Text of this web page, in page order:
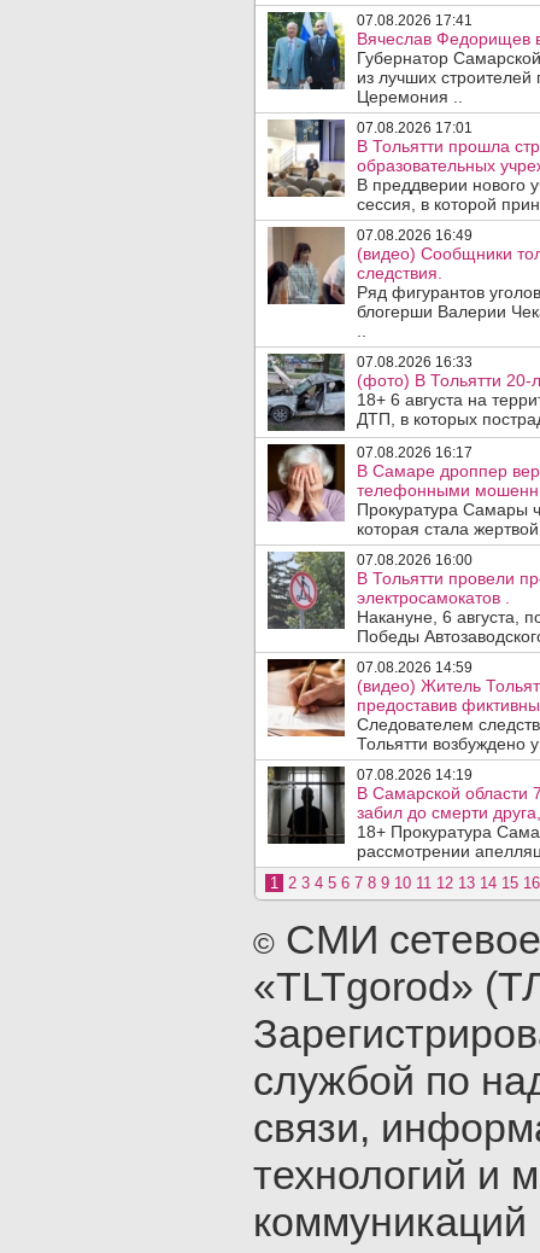
07.08.2026 17:41
Вячеслав Федорищев
Губернатор
из лучших
Церемония ..
07.08.2026 17:01
В Тольятти прошла
образовательных
В преддверии нового
сессия, в которой
07.08.2026 16:49
(видео) Сообщники
следствия.
Ряд фигурантов
блогерши Валерии
07.08.2026 16:33
(фото) В Тольятти 20-
18+ 6 августа на
ДТП, в которых
07.08.2026 16:17
В Самаре дроппер
телефонными
Прокуратура Самары
которая стала
07.08.2026 16:00
В Тольятти провели
электросамокатов .
Накануне, 6 августа,
Победы
07.08.2026 14:59
(видео) Житель
предоставив
Следователем
Тольятти возбуждено
07.08.2026 14:19
В Самарской области
забил до смерти
18+ Прокуратура
рассмотрении
1 2 3 4 5 6 7 8 9 10 11 12 13 14 15 16
© СМИ
«TLTgorod»
службой по
связи,
технологий и